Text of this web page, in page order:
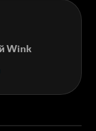
Wink